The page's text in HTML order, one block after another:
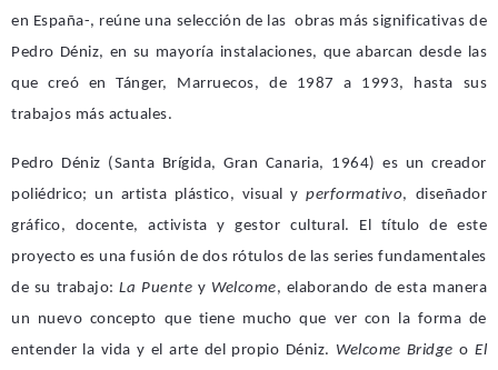
en España-, reúne una selección de las obras más significativas de
Pedro Déniz, en su mayoría instalaciones, que abarcan desde las
que creó en Tánger, Marruecos, de 1987 a 1993, hasta sus
trabajos más actuales.
Pedro Déniz (Santa Brígida, Gran Canaria, 1964) es un creador
poliédrico; un artista plástico, visual yperformativo, diseñador
gráfico, docente, activista y gestor cultural. El título de este
proyecto es una fusión de dos rótulos de las series fundamentales
de su trabajo:La Puente y Welcome, elaborando de esta manera
un nuevo concepto que tiene mucho que ver con la forma de
entender la vida y el arte del propio Déniz. Welcome Bridge oEl